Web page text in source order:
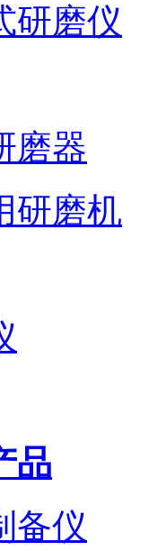
研磨仪
磨器
研磨机
品
备仪